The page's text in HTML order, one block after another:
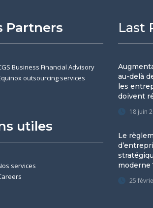
Partners
Business Financial Advisory
outsourcing services
utiles
services
Last
au-delà
les
doivent
18 juin
Le
moderne
25